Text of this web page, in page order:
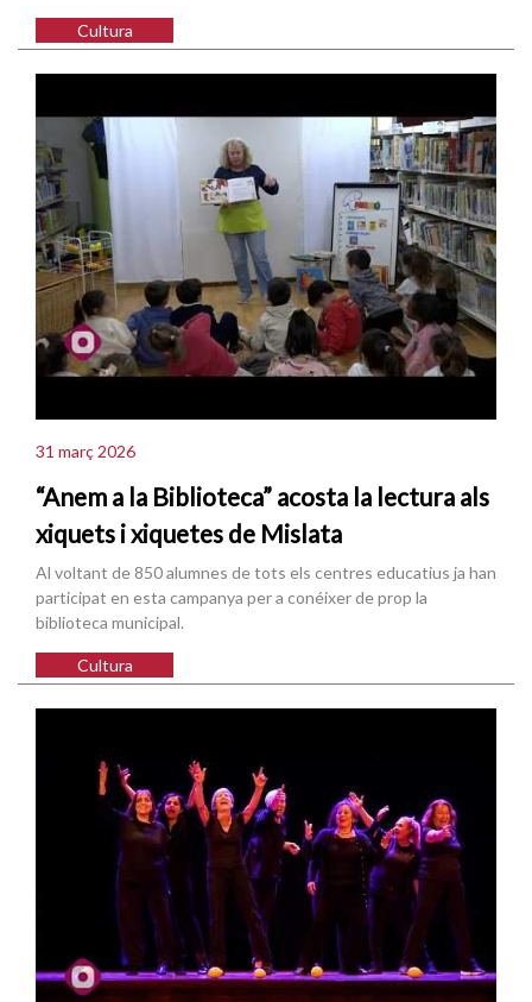
Cultura
31 març 2026
“Anem a la Biblioteca” acosta la lectura als
xiquets i xiquetes de Mislata
Al voltant de 850 alumnes de tots els centres educatius ja han
participat en esta campanya per a conéixer de prop la
biblioteca municipal.
Cultura